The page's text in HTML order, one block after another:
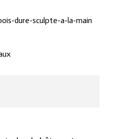
dure-sculpte-a-la-main